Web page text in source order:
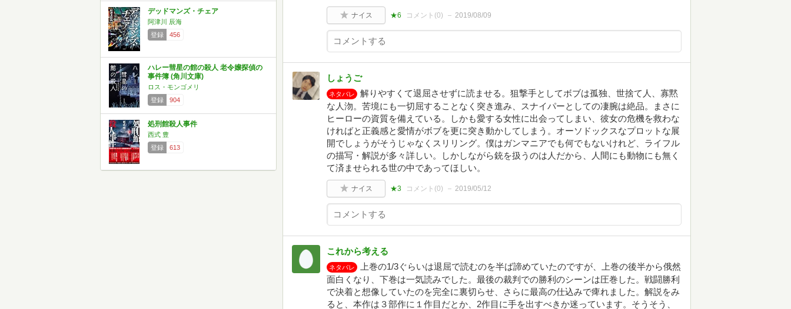
デッドマンズ・チェア
阿津川 辰海
登録
456
ハレー彗星の館の殺人 老令嬢探偵の
事件簿 (角川文庫)
ロス・モンゴメリ
登録
904
処刑館殺人事件
西式 豊
登録
613
ナイス ★6 コメント(0) 2019/08/09
しょうご
ネタバレ
解りやすくて退屈させずに読ませる。狙撃手としてボブは孤独、世捨て人、寡黙
な人沕。苦境にも一切屈することなく突き進み、スナイパーとしての凄腕は絶品。まさに
ヒーローの資質を備えている。しかも愛する女性に出会ってしまい、彼女の危機を救わな
ければと正義感と愛情がボブを更に突き動かしてしまう。オーソドックスなプロットな展
開でしょうがそうじゃなくスリリング。僕はガンマニアでも何でもないけれど、ライフル
の描写・解説が多々詳しい。しかしながら銃を扱うのは人だから、人間にも動物にも無く
て済ませられる世の中であってほしい。
ナイス ★3 コメント(0) 2019/05/12
これから考える
ネタバレ
上巻の1/3ぐらいは退屈で読むのを半ば諦めていたのですが、上巻の後半から俄然
面白くなり、下巻は一気読みでした。最後の裁判での勝利のシーンは圧巻した。戦闘勝利
で決着と想像していたのを完全に裏切らせ、さらに最高の仕込みで痺れました。解説をみ
ると、本作は３部作に１作目だとか、2作目に手を出すべきか迷っています。そうそう、